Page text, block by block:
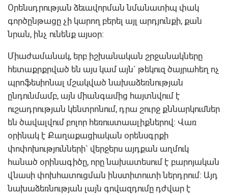
Օրենսդրության ձեւավորման նմանատիպ փակ
գործընթացը չի կարող բերել այլ արդյունքի, քան
նրան, ինչ ունենք այսօր:
Միաժամանակ, երբ իշխանական շրջանակները
հետաքրքրված են այս կամ այն` թեկուզ ծայրահեղ ոչ
պրոֆեսիոնալ մշակված նախաձեռնության
ընդունմամբ, այն միանգամից հայտնվում է
ուշադրության կենտրոնում, դրա շուրջ քննարկումներ
են ծավալվում բոլոր հեռուստաալիքներով: Վառ
օրինակ է Քաղաքացիական օրենսգրքի
փոփոխությունների` վերջերս այդքան աղմուկ
հանած օրինագիծը, որը նախատեսում է բարոյական
վնասի փոխհատուցման ինստիտուտի ներդրում: Այդ
նախաձեռնության լայն գովազդումը դժվար է